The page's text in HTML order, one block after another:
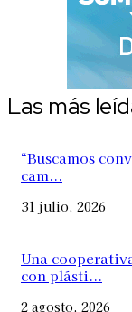
Las más
“Buscamos
cam...
31 julio, 2026
Una
con plásti...
2 agosto, 2026